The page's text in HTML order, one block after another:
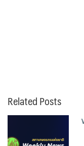
Related Posts